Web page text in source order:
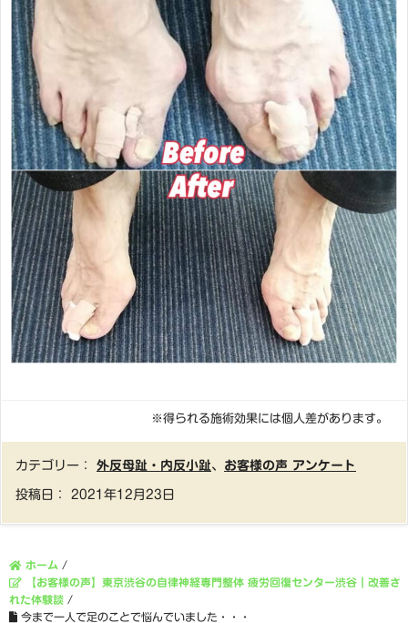
※得られる施術効果には個人差があります。
カテゴリー： 外反母趾・内反小趾、 お客様の声 アンケート
投稿日： 2021年12月23日
ホーム /
【お客様の声】東京渋谷の自律神経専門整体 疲労回復センター渋谷｜改善さ
れた体験談 /
今まで一人で足のことで悩んでいました・・・